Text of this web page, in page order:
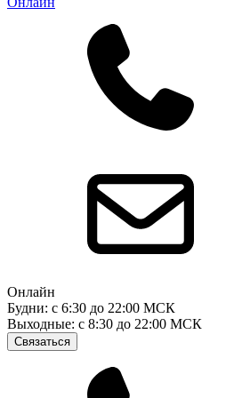
Онлайн
Будни: с 6:30 до 22:00 МСК
Выходные: с 8:30 до 22:00 МСК
Связаться